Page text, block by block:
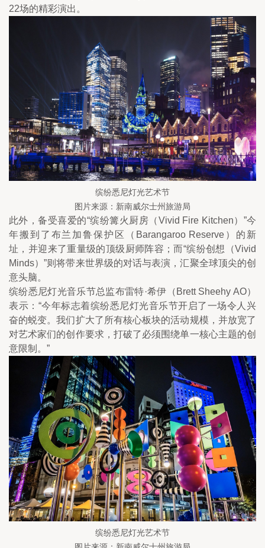
22场的精彩演出。
缤纷悉尼灯光艺术节
图片来源：新南威尔士州旅游局
此外，备受喜爱的“缤纷篝火厨房（Vivid Fire Kitchen）”今
年搬到了布兰加鲁保护区（Barangaroo Reserve）的新
址，并迎来了重量级的顶级厨师阵容；而“缤纷创想（Vivid
Minds）”则将带来世界级的对话与表演，汇聚全球顶尖的创
意头脑。
缤纷悉尼灯光音乐节总监布雷特·希伊（Brett Sheehy AO）
表示：“今年标志着缤纷悉尼灯光音乐节开启了一场令人兴
奋的蜕变。我们扩大了所有核心板块的活动规模，并放宽了
对艺术家们的创作要求，打破了必须围绕单一核心主题的创
意限制。”
缤纷悉尼灯光艺术节